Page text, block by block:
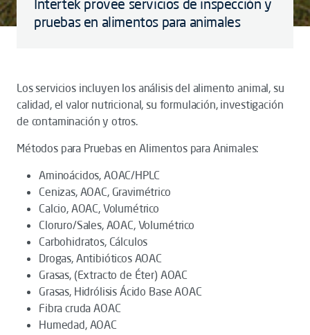
Intertek provee servicios de inspección y
pruebas en alimentos para animales
Los servicios incluyen los análisis del alimento animal, su
calidad, el valor nutricional, su formulación, investigación
de contaminación y otros.
Métodos para Pruebas en Alimentos para Animales:
Aminoácidos, AOAC/HPLC
Cenizas, AOAC, Gravimétrico
Calcio, AOAC, Volumétrico
Cloruro/Sales, AOAC, Volumétrico
Carbohidratos, Cálculos
Drogas, Antibióticos AOAC
Grasas, (Extracto de Éter) AOAC
Grasas, Hidrólisis Ácido Base AOAC
Fibra cruda AOAC
Humedad, AOAC